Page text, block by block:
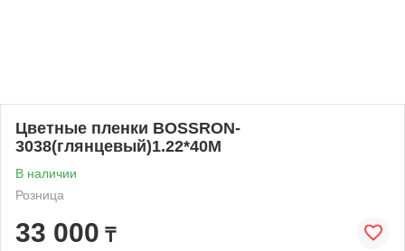
Цветные пленки BOSSRON-
3038(глянцевый)1.22*40M
В наличии
Розница
33 000 ₸